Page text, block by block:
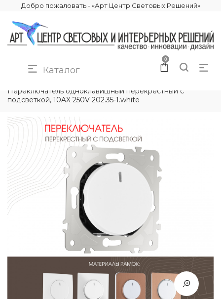
Добро пожаловать - «Арт Центр Световых Решений»
Каталог
0
Переключатель одноклавишный перекрёстный с
подсветкой, 10AX 250V 202.35-1.white